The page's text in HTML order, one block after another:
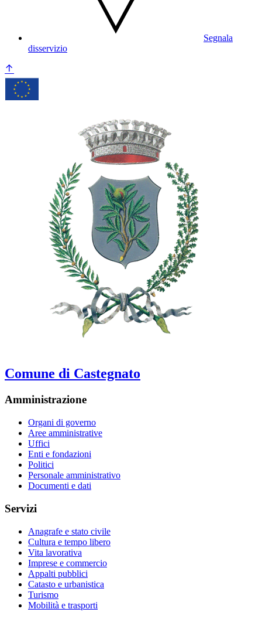
Segnala
disservizio
Comune di Castegnato
Amministrazione
Organi di governo
Aree amministrative
Uffici
Enti e fondazioni
Politici
Personale amministrativo
Documenti e dati
Servizi
Anagrafe e stato civile
Cultura e tempo libero
Vita lavorativa
Imprese e commercio
Appalti pubblici
Catasto e urbanistica
Turismo
Mobilità e trasporti